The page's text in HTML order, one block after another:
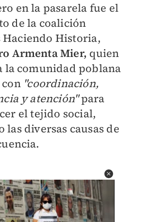
en la pasarela fue el
de la coalición
Haciendo Historia,
Armenta Mier, quien
la comunidad poblana
"coordinación,
y atención"para
el tejido social,
las diversas causas de